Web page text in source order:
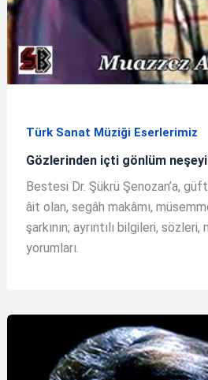
Türk Sanat Müziği Eserlerimiz
Gözlerinden içti gönlüm neşeyi
Bestesi Dr. Şükrü Şenozan’a,
âit olan, segâh makâmı,
şarkının; ayrıntılı bilgileri,
yorumları.